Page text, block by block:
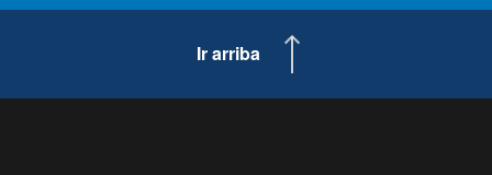
Ir arriba